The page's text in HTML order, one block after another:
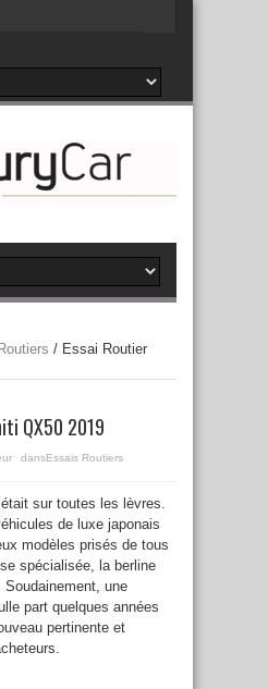
/ Essai Routier
QX50 2019
dansEssais Routiers
sur toutes les lèvres.
de luxe japonais
modèles prisés de tous
spécialisée, la berline
Soudainement, une
part quelques années
pertinente et